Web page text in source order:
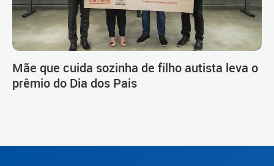
Mãe que cuida sozinha de filho autista leva o
prêmio do Dia dos Pais